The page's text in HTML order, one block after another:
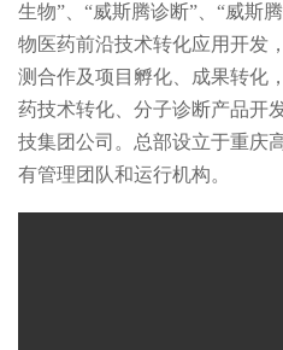
生物”、“威斯腾诊断”、“威斯
物医药前沿技术转化应用开发
测合作及项目孵化、成果转化
药技术转化、分子诊断产品开
技集团公司。总部设立于重庆
有管理团队和运行机构。